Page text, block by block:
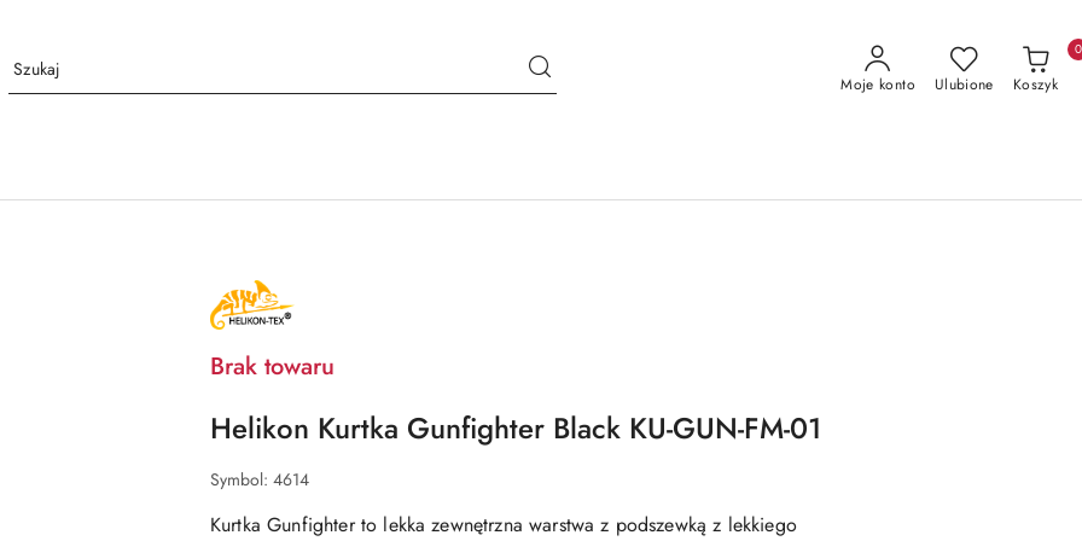
Moje konto Ulubione Koszyk
0
NAZWA
PRODUCENTA:
HELIKON
Brak towaru
Helikon Kurtka Gunfighter Black KU-GUN-FM-01
Symbol: 4614
Kurtka Gunfighter to lekka zewnętrzna warstwa z podszewką z lekkiego